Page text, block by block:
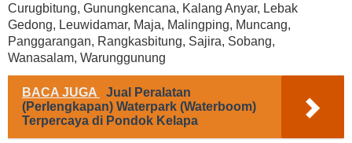
Curugbitung, Gunungkencana, Kalang Anyar, Lebak
Gedong, Leuwidamar, Maja, Malingping, Muncang,
Panggarangan, Rangkasbitung, Sajira, Sobang,
Wanasalam, Warunggunung
BACA JUGA
Jual Peralatan
(Perlengkapan) Waterpark (Waterboom)
Terpercaya di Pondok Kelapa